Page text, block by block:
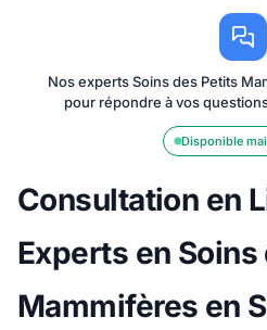
Nos experts Soins des Petits
pour répondre à vos
Disponible
Consultation en
Experts en
Mammifères en